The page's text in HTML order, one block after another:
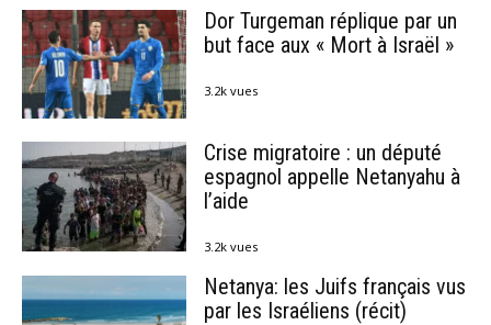
Dor Turgeman réplique par un
but face aux « Mort à Israël »
3.2k vues
Crise migratoire : un député
espagnol appelle Netanyahu à
l’aide
3.2k vues
Netanya: les Juifs français vus
par les Israéliens (récit)